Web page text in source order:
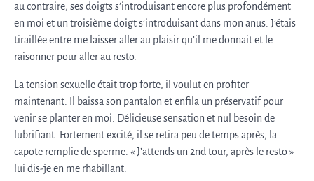
au contraire, ses doigts s’introduisant encore plus profondément
en moi et un troisième doigt s’introduisant dans mon anus. J’étais
tiraillée entre me laisser aller au plaisir qu’il me donnait et le
raisonner pour aller au resto.
La tension sexuelle était trop forte, il voulut en profiter
maintenant. Il baissa son pantalon et enfila un préservatif pour
venir se planter en moi. Délicieuse sensation et nul besoin de
lubrifiant. Fortement excité, il se retira peu de temps après, la
capote remplie de sperme. « J’attends un 2nd tour, après le resto »
lui dis-je en me rhabillant.